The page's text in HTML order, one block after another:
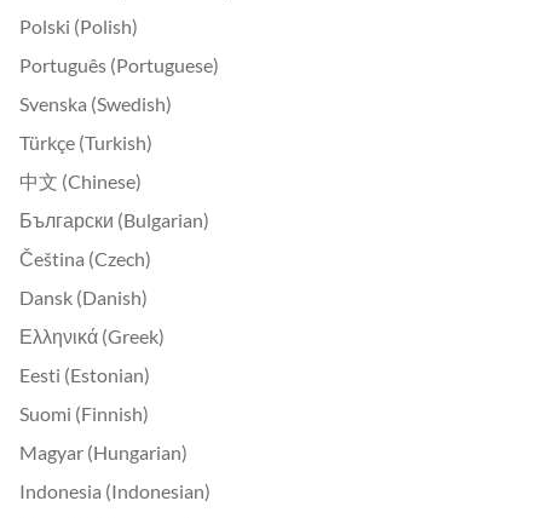
Polski (Polish)
Português (Portuguese)
Svenska (Swedish)
Türkçe (Turkish)
中文 (Chinese)
Български (Bulgarian)
Čeština (Czech)
Dansk (Danish)
Ελληνικά (Greek)
Eesti (Estonian)
Suomi (Finnish)
Magyar (Hungarian)
Indonesia (Indonesian)